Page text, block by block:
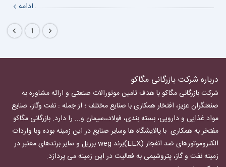
ادامه
1
درباره شرکت بازرگانی مگاکو
شرکت بازرگانی مگاکو با هدف تامین موتورالات صنعتی و ارائه مشاوره به
صنعتگران عزیز، افتخار همکاری با صنایع مختلف ؛ از جمله : نفت وگاز، صنایع
مواد غذایی و دارویی، بسته بندی، فولاد،،سیمان و... را دارد. بازرگانی مگاکو
مفتخر به همکاری با پالایشگاه ها وسایر صنایع در این زمینه بوده وبا واردات
الکتروموتورهای ضد انفجار
(EEX)برند weg برزیل و سایر برندهای معتبر در
زمینه نفت و گاز، پتروشیمی به فعالیت در این زمینه می پردازد.